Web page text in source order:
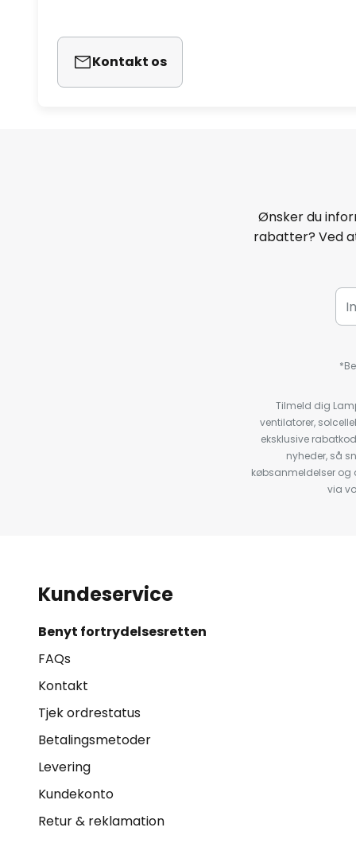
Kontakt os
Ønsker du
rabatter? Ved
Tilmeld dig
ventilatorer,
eksklusive
nyheder, så
købsanmeldelser og
via
Kundeservice
Benyt fortrydelsesretten
FAQs
Kontakt
Tjek ordrestatus
Betalingsmetoder
Levering
Kundekonto
Retur & reklamation